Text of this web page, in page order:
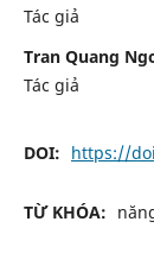
Tác giả
Tran Quang
Tác giả
DOI: https://
TỪ KHÓA: